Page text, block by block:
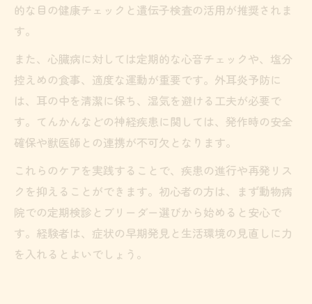
的な目の健康チェックと遺伝子検査の活用が推奨されま
す。
また、心臓病に対しては定期的な心音チェックや、塩分
控えめの食事、適度な運動が重要です。外耳炎予防に
は、耳の中を清潔に保ち、湿気を避ける工夫が必要で
す。てんかんなどの神経疾患に関しては、発作時の安全
確保や獣医師との連携が不可欠となります。
これらのケアを実践することで、疾患の進行や再発リス
クを抑えることができます。初心者の方は、まず動物病
院での定期検診とブリーダー選びから始めると安心で
す。経験者は、症状の早期発見と生活環境の見直しに力
を入れるとよいでしょう。